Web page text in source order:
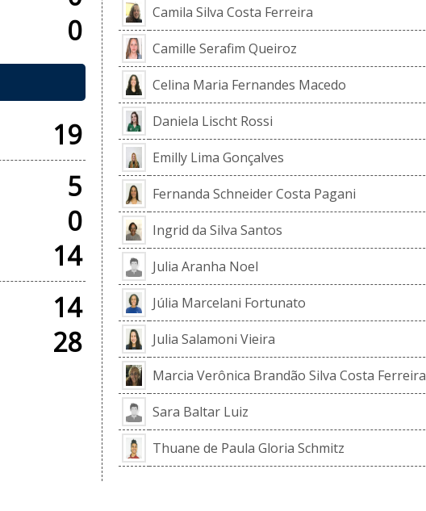
0
19
5
0
14
14
28
Camila Silva Costa Ferreira
Camille Serafim Queiroz
Celina Maria Fernandes Macedo
Daniela Lischt Rossi
Emilly Lima Gonçalves
Fernanda Schneider Costa Pagani
Ingrid da Silva Santos
Julia Aranha Noel
Júlia Marcelani Fortunato
Julia Salamoni Vieira
Marcia Verônica Brandão Silva Costa Ferreira
Sara Baltar Luiz
Thuane de Paula Gloria Schmitz